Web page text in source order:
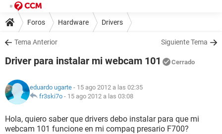
Foros Hardware Drivers
Tema Anterior Siguiente Tema
Driver para instalar mi webcam 101 Cerrado
eduardo ugarte - 15 ago 2012 a las 02:35
fr3ski7o - 15 ago 2012 a las 03:08
Hola, quiero saber que drivers debo instalar para que mi
webcam 101 funcione en mi compaq presario F700?